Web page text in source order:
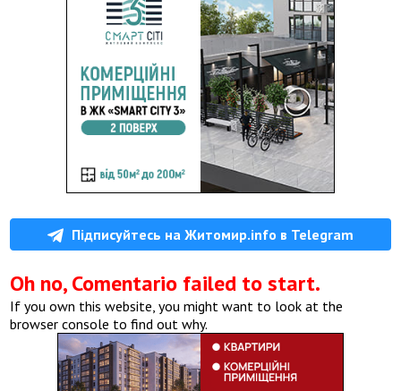
Підписуйтесь на Житомир.info в Telegram
Oh no, Comentario failed to start.
If you own this website, you might want to look at the
browser console to find out why.